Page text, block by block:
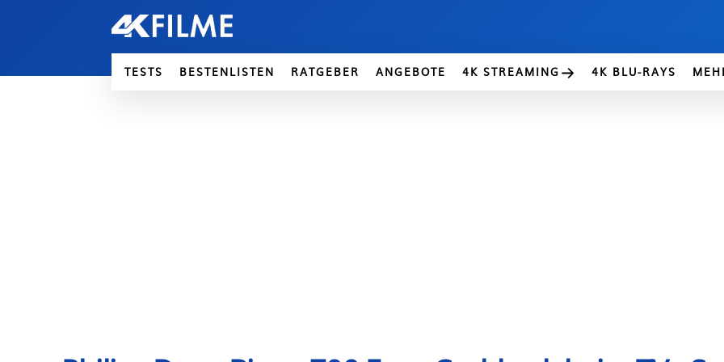
TESTS BESTENLISTEN RATGEBER ANGEBOTE 4K STREAMING 4K BLU-RAYS